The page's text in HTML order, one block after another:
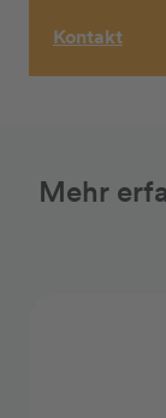
Kontakt
Mehr